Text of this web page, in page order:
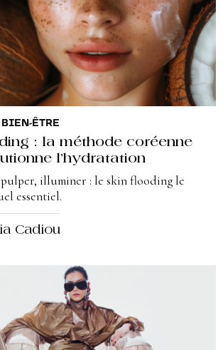
BIEN-ÊTRE
: la méthode coréenne
l’hydratation
illuminer : le skin flooding le
essentiel.
Cadiou